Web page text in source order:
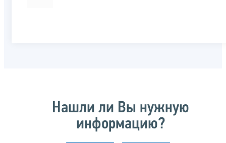
Нашли ли Вы нужную
информацию?